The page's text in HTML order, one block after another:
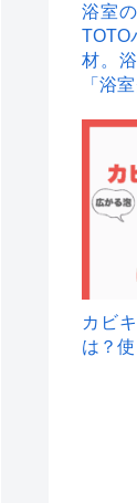
浴室
TOTO
材。
「浴
カビ
は？